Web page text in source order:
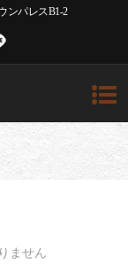
ンパレスB1-2
ません